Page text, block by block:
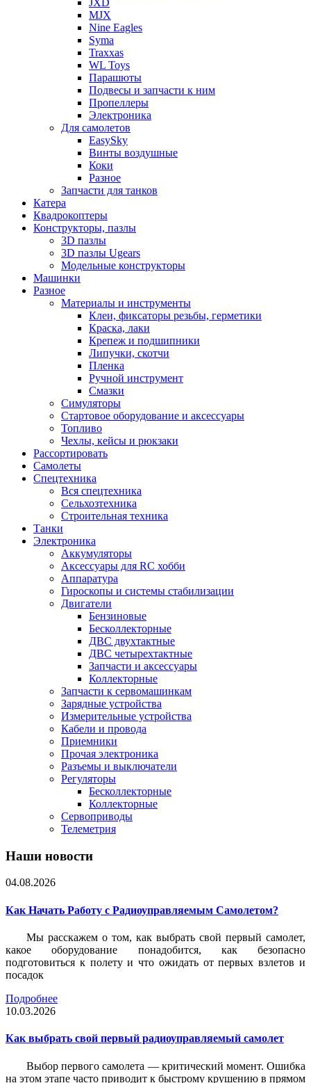
JXD
MJX
Nine Eagles
Syma
Traxxas
WL Toys
Парашюты
Подвесы и запчасти к ним
Пропеллеры
Электроника
Для самолетов
EasySky
Винты воздушные
Коки
Разное
Запчасти для танков
Катера
Квадрокоптеры
Конструкторы, пазлы
3D пазлы
3D пазлы Ugears
Модельные конструкторы
Машинки
Разное
Материалы и инструменты
Клеи, фиксаторы резьбы, герметики
Краска, лаки
Крепеж и подшипники
Липучки, скотчи
Пленка
Ручной инструмент
Смазки
Симуляторы
Стартовое оборудование и аксессуары
Топливо
Чехлы, кейсы и рюкзаки
Рассортировать
Самолеты
Спецтехника
Вся спецтехника
Сельхозтехника
Строительная техника
Танки
Электроника
Аккумуляторы
Аксессуары для RC хобби
Аппаратура
Гироскопы и системы стабилизации
Двигатели
Бензиновые
Бесколлекторные
ДВС двухтактные
ДВС четырехтактные
Запчасти и аксессуары
Коллекторные
Запчасти к сервомашинкам
Зарядные устройства
Измерительные устройства
Кабели и провода
Приемники
Прочая электроника
Разъемы и выключатели
Регуляторы
Бесколлекторные
Коллекторные
Сервоприводы
Телеметрия
Наши новости
04.08.2026
Как Начать Работу с Радиоуправляемым Самолетом?
Мы расскажем о том, как выбрать свой первый самолет,
какое оборудование понадобится, как безопасно
подготовиться к полету и что ожидать от первых взлетов и
посадок
Подробнее
10.03.2026
Как выбрать свой первый радиоуправляемый самолет
Выбор первого самолета — критический момент. Ошибка
на этом этапе часто приводит к быстрому крушению в прямом